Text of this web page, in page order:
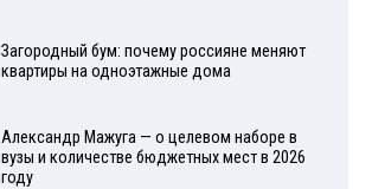
Загородный бум: почему россияне меняют
квартиры на одноэтажные дома
Александр Мажуга — о целевом наборе в
вузы и количестве бюджетных мест в 2026
году